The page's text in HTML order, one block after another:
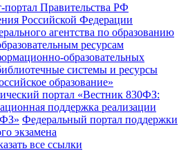
Правительства РФ
Российской Федерации
агентства по образованию
ресурсам
образовательных
системы и ресурсы
образование»
портал «Вестник 830ФЗ:
поддержка реализации
ФЗ» Федеральный портал поддержки
экзамена
все ссылки